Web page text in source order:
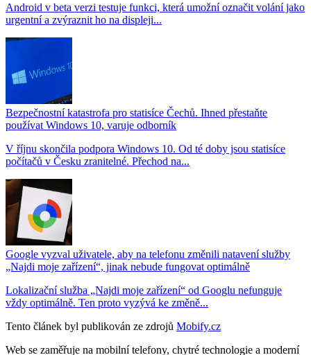
Android v beta verzi testuje funkci, která umožní označit volání jako
urgentní a zvýraznit ho na displeji...
Bezpečnostní katastrofa pro statisíce Čechů. Ihned přestaňte
používat Windows 10, varuje odborník
V říjnu skončila podpora Windows 10. Od té doby jsou statisíce
počítačů v Česku zranitelné. Přechod na...
Google vyzval uživatele, aby na telefonu změnili natavení služby
„Najdi moje zařízení“, jinak nebude fungovat optimálně
Lokalizační služba „Najdi moje zařízení“ od Googlu nefunguje
vždy optimálně. Ten proto vyzývá ke změně...
Tento článek byl publikován ze zdrojů Mobify.cz
Web se zaměřuje na mobilní telefony, chytré technologie a moderní